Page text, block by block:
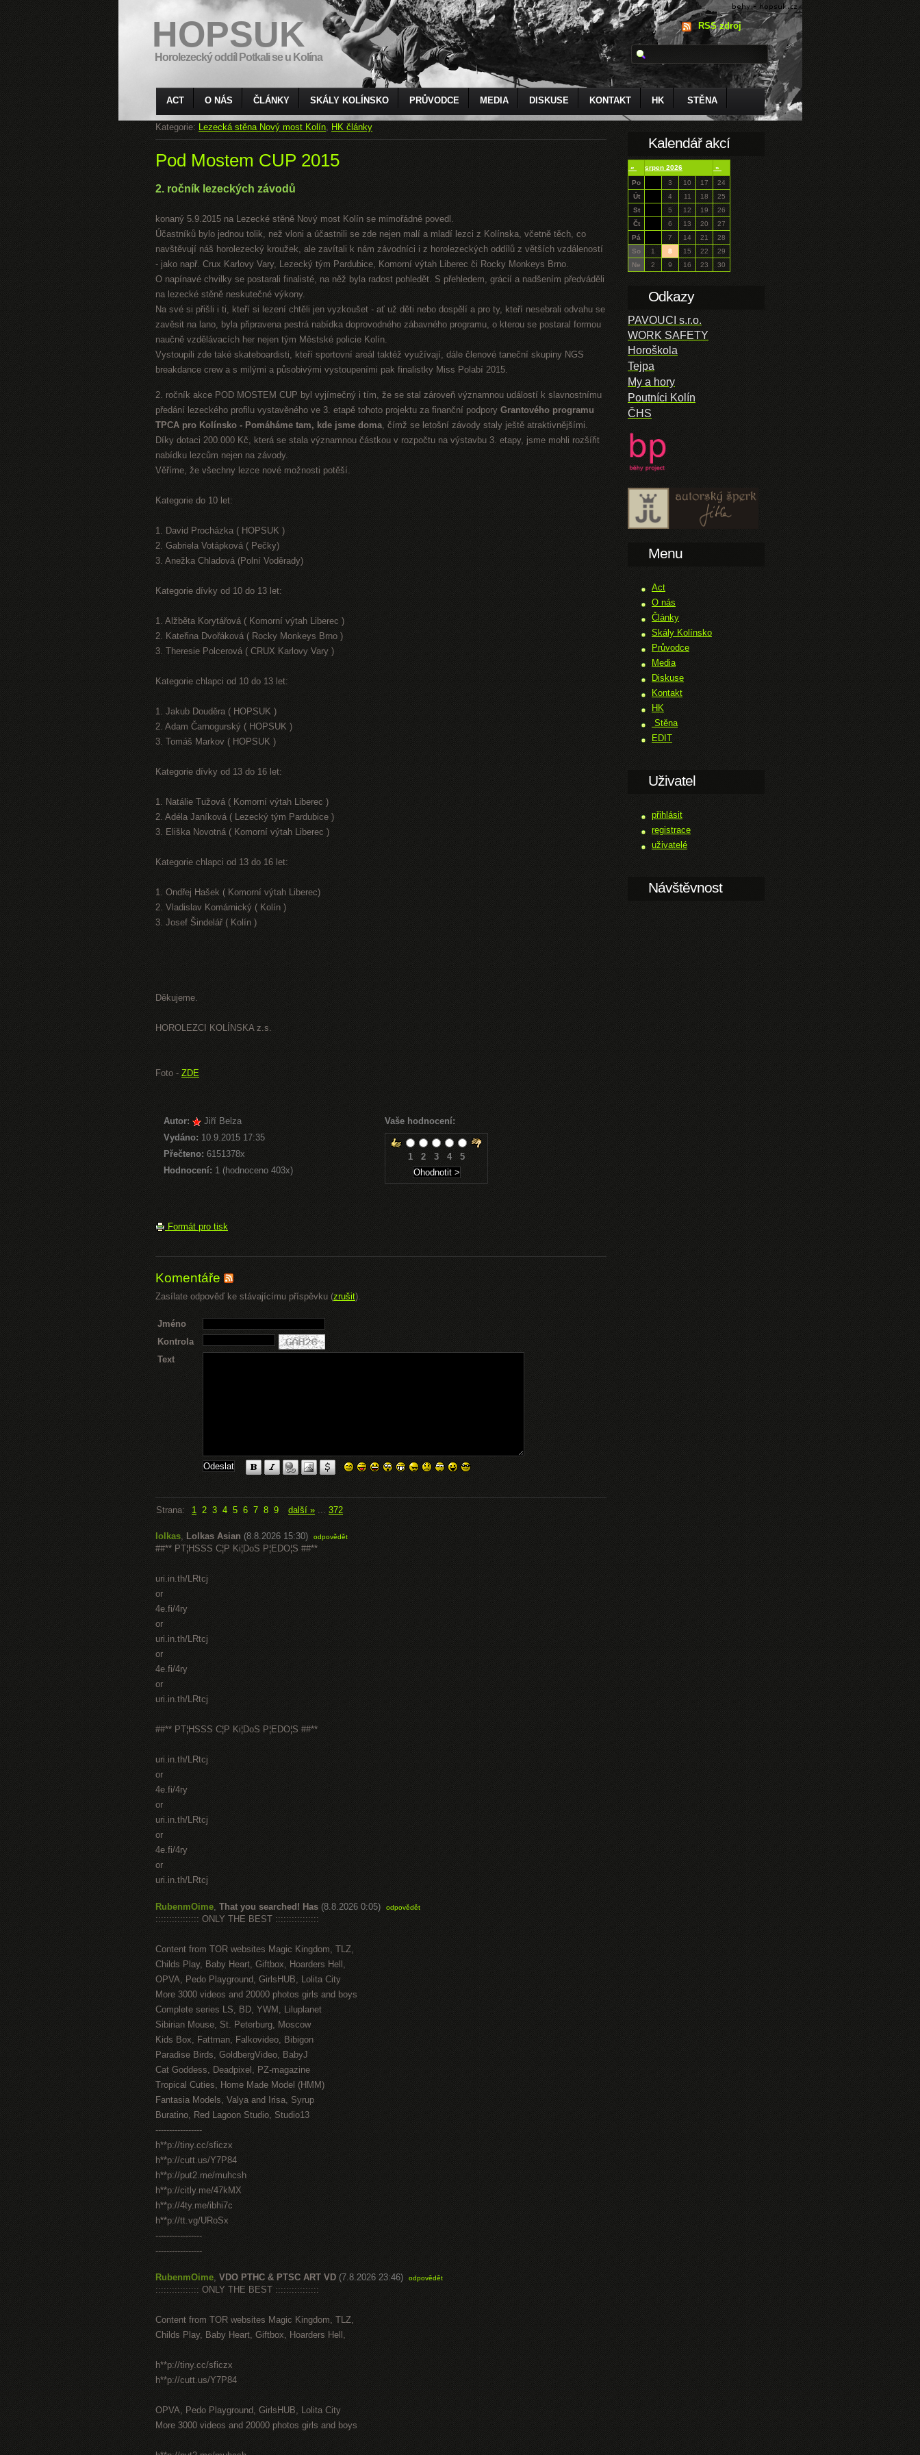
HOPSUK
Horolezecký oddíl Potkali se u Kolína
RSS zdroj
ACT O NÁS ČLÁNKY SKÁLY KOLÍNSKO PRŮVODCE MEDIA DISKUSE KONTAKT HK STĚNA
Kategorie: Lezecká stěna Nový most Kolín, HK články
Pod Mostem CUP 2015
2. ročník lezeckých závodů
konaný 5.9.2015 na Lezecké stěně Nový most Kolín se mimořádně povedl.
Účastníků bylo jednou tolik, než vloni a účastnili se zde nejen malí a mladí lezci z Kolínska, včetně těch, co
navštěvují náš horolezecký kroužek, ale zavítali k nám závodníci i z horolezeckých oddílů z větších vzdáleností
- jako např. Crux Karlovy Vary, Lezecký tým Pardubice, Komorní výtah Liberec či Rocky Monkeys Brno.
O napínavé chvilky se postarali finalisté, na něž byla radost pohledět. S přehledem, grácií a nadšením předváděli
na lezecké stěně neskutečné výkony.
Na své si přišli i ti, kteří si lezení chtěli jen vyzkoušet - ať už děti nebo dospělí a pro ty, kteří nesebrali odvahu se
zavěsit na lano, byla připravena pestrá nabídka doprovodného zábavného programu, o kterou se postaral formou
naučně vzdělávacích her nejen tým Městské policie Kolín.
Vystoupili zde také skateboardisti, kteří sportovní areál taktéž využívají, dále členové taneční skupiny NGS
breakdance crew a s milými a působivými vystoupeními pak finalistky Miss Polabí 2015.
2. ročník akce POD MOSTEM CUP byl vyjímečný i tím, že se stal zároveň významnou událostí k slavnostnímu
předání lezeckého profilu vystavěného ve 3. etapě tohoto projektu za finanční podpory Grantového programu
TPCA pro Kolínsko - Pomáháme tam, kde jsme doma, čímž se letošní závody staly ještě atraktivnějšími.
Díky dotaci 200.000 Kč, která se stala významnou částkou v rozpočtu na výstavbu 3. etapy, jsme mohli rozšířit
nabídku lezcům nejen na závody.
Věříme, že všechny lezce nové možnosti potěší.
Kategorie do 10 let:
1. David Procházka ( HOPSUK )
2. Gabriela Votápková ( Pečky)
3. Anežka Chladová (Polní Voděrady)
Kategorie dívky od 10 do 13 let:
1. Alžběta Korytářová ( Komorní výtah Liberec )
2. Kateřina Dvořáková ( Rocky Monkeys Brno )
3. Theresie Polcerová ( CRUX Karlovy Vary )
Kategorie chlapci od 10 do 13 let:
1. Jakub Douděra ( HOPSUK )
2. Adam Čarnogurský ( HOPSUK )
3. Tomáš Markov ( HOPSUK )
Kategorie dívky od 13 do 16 let:
1. Natálie Tužová ( Komorní výtah Liberec )
2. Adéla Janíková ( Lezecký tým Pardubice )
3. Eliška Novotná ( Komorní výtah Liberec )
Kategorie chlapci od 13 do 16 let:
1. Ondřej Hašek ( Komorní výtah Liberec)
2. Vladislav Komárnický ( Kolín )
3. Josef Šindelář ( Kolín )
Děkujeme.
HOROLEZCI KOLÍNSKA z.s.
Foto - ZDE
Autor:
Jiří Belza
Vydáno: 10.9.2015 17:35
Přečteno: 6151378x
Hodnocení: 1 (hodnoceno 403x)
Vaše hodnocení:
1 2 3 4 5
Formát pro tisk
Komentáře
Zasílate odpověď ke stávajícímu příspěvku (zrušit).
Jméno
Kontrola
Text
Strana: 1 2 3 4 5 6 7 8 9 další » ... 372
lolkas, Lolkas Asian (8.8.2026 15:30) odpovědět
##** PT¦HSSS C¦P Ki¦DoS P¦EDO¦S ##**
uri.in.th/LRtcj
or
4e.fi/4ry
or
uri.in.th/LRtcj
or
4e.fi/4ry
or
uri.in.th/LRtcj
##** PT¦HSSS C¦P Ki¦DoS P¦EDO¦S ##**
uri.in.th/LRtcj
or
4e.fi/4ry
or
uri.in.th/LRtcj
or
4e.fi/4ry
or
uri.in.th/LRtcj
RubenmOime, That you searched! Has (8.8.2026 0:05) odpovědět
:::::::::::::::: ONLY THE BEST ::::::::::::::::
Content from TOR websites Magic Kingdom, TLZ,
Childs Play, Baby Heart, Giftbox, Hoarders Hell,
OPVA, Pedo Playground, GirlsHUB, Lolita City
More 3000 videos and 20000 photos girls and boys
Complete series LS, BD, YWM, Liluplanet
Sibirian Mouse, St. Peterburg, Moscow
Kids Box, Fattman, Falkovideo, Bibigon
Paradise Birds, GoldbergVideo, BabyJ
Cat Goddess, Deadpixel, PZ-magazine
Tropical Cuties, Home Made Model (HMM)
Fantasia Models, Valya and Irisa, Syrup
Buratino, Red Lagoon Studio, Studio13
-----------------
h**p://tiny.cc/sficzx
h**p://cutt.us/Y7P84
h**p://put2.me/muhcsh
h**p://citly.me/47kMX
h**p://4ty.me/ibhi7c
h**p://tt.vg/URoSx
-----------------
-----------------
RubenmOime, VDO PTHC & PTSC ART VD (7.8.2026 23:46) odpovědět
:::::::::::::::: ONLY THE BEST ::::::::::::::::
Content from TOR websites Magic Kingdom, TLZ,
Childs Play, Baby Heart, Giftbox, Hoarders Hell,
h**p://tiny.cc/sficzx
h**p://cutt.us/Y7P84
OPVA, Pedo Playground, GirlsHUB, Lolita City
More 3000 videos and 20000 photos girls and boys
Kalendář akcí
« srpen 2026
»
Po
3 10 17
24
Út
4 11 18
25
St
5 12 19
26
Čt
6 13 20
27
Pá
7 14 21
28
So
1 8 15 22
29
Ne
2 9 16 23 30
Odkazy
PAVOUCI s.r.o.
WORK SAFETY
Horoškola
Tejpa
My a hory
Poutníci Kolín
ČHS
Menu
Act
O nás
Články
Skály Kolínsko
Průvodce
Media
Diskuse
Kontakt
HK
Stěna
EDIT
Uživatel
přihlásit
registrace
uživatelé
Návštěvnost